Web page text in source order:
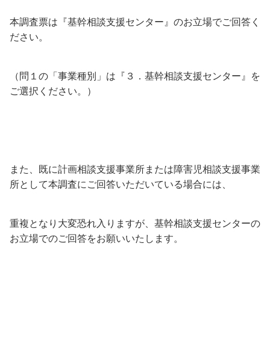
本調査票は『基幹相談支援センター』のお立場でご回答く
ださい。
（問１の「事業種別」は『３．基幹相談支援センター』を
ご選択ください。）
また、既に計画相談支援事業所または障害児相談支援事業
所として本調査にご回答いただいている場合には、
重複となり大変恐れ入りますが、基幹相談支援センターの
お立場でのご回答をお願いいたします。